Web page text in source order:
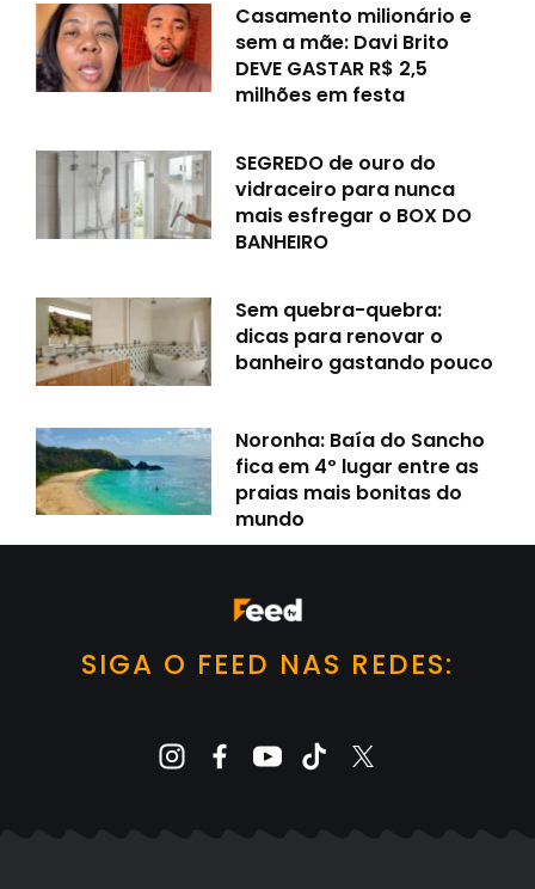
Casamento milionário e
sem a mãe: Davi Brito
DEVE GASTAR R$ 2,5
milhões em festa
SEGREDO de ouro do
vidraceiro para nunca
mais esfregar o BOX DO
BANHEIRO
Sem quebra-quebra:
dicas para renovar o
banheiro gastando pouco
Noronha: Baía do Sancho
fica em 4º lugar entre as
praias mais bonitas do
mundo
SIGA O FEED NAS REDES: